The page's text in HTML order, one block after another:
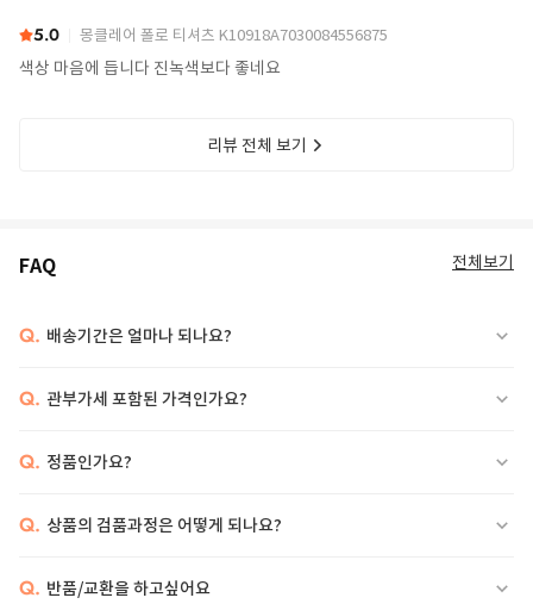
5.0 몽클레어 폴로 티셔츠 K10918A7030084556875
색상 마음에 듭니다 진녹색보다 좋네요
리뷰 전체 보기
FAQ 전체보기
Q. 배송기간은 얼마나 되나요?
Q. 관부가세 포함된 가격인가요?
Q. 정품인가요?
Q. 상품의 검품과정은 어떻게 되나요?
Q. 반품/교환을 하고싶어요